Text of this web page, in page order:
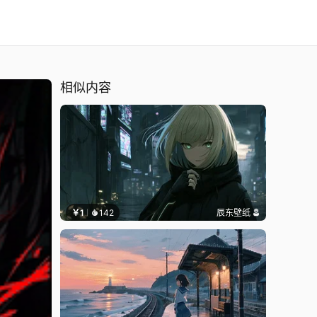
相似内容
￥1 142 辰东壁纸